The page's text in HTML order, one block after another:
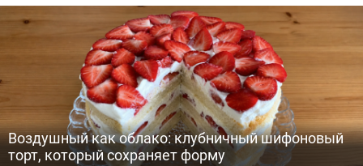
Воздушный как облако: клубничный шифоновый
торт, который сохраняет форму